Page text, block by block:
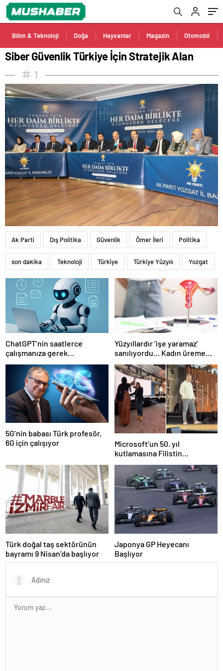
Bilim & Teknoloji Doğa Hayvanlar Magazin Otomobil
Siber Güvenlik Türkiye İçin Stratejik Alan
1
Ak Parti Dış Politika Güvenlik Ömer İleri Politika
son dakika Teknoloji Türkiye Türkiye Yüzyılı Yozgat
ChatGPT’nin saatlerce
çalışmanıza gerek
bırakmayan yeni ücretsiz
aracı… Nasıl etkinleştirilir?
Yüzyıllardır ‘işe yaramaz’
sanılıyordu… Kadın üreme
sisteminde kilit rol
oynayabilir
5G’nin babası Türk profesör,
6G için çalışıyor
Microsoft’un 50. yıl
kutlamasına Filistin
protestosu damga vurdu:
Elinizde kan var
Türk doğal taş sektörünün
bayramı 9 Nisan’da başlıyor
Japonya GP Heyecanı
Başlıyor